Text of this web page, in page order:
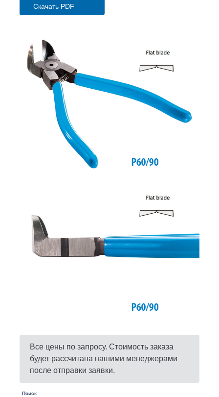
Скачать PDF
Все цены по запросу. Стоимость заказа
будет рассчитана нашими менеджерами
после отправки заявки.
Поиск